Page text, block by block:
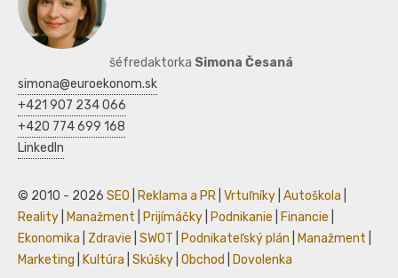
šéfredaktorka Simona Česaná
simona@euroekonom.sk
+421 907 234 066
+420 774 699 168
LinkedIn
© 2010 - 2026 SEO Reklama a PR Vrtuľníky Autoškola
Reality
Manažment Prijímáčky Podnikanie Financie
Ekonomika
Zdravie SWOT Podnikateľský plán Manažment
Marketing
Kultúra Skúšky Obchod Dovolenka